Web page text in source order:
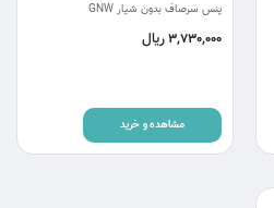
پنس سرصاف بدون شیار GNW
3,730,000ریال
مشاهده و خرید